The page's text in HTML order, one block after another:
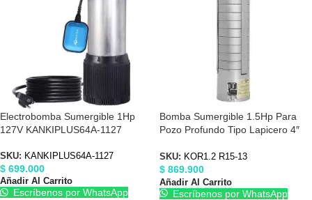
Electrobomba Sumergible 1Hp
127V KANKIPLUS64A-1127
SKU: KANKIPLUS64A-1127
$ 699.000
Añadir Al Carrito
Escríbenos por WhatsApp
Bomba Sumergible 1.5Hp Para
Pozo Profundo Tipo Lapicero 4″
SKU: KOR1.2 R15-13
$ 869.900
Añadir Al Carrito
Escríbenos por WhatsApp